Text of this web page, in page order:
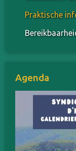
Praktische
Agenda